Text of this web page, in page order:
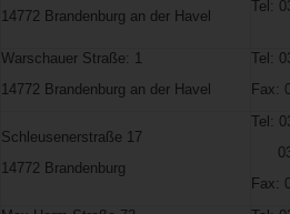
14772 Brandenburg an der Havel
Tel:
Warschauer Straße: 1
14772 Brandenburg an der Havel
Tel:
Fax:
Schleusenerstraße 17
14772 Brandenburg
Tel:
Fax: